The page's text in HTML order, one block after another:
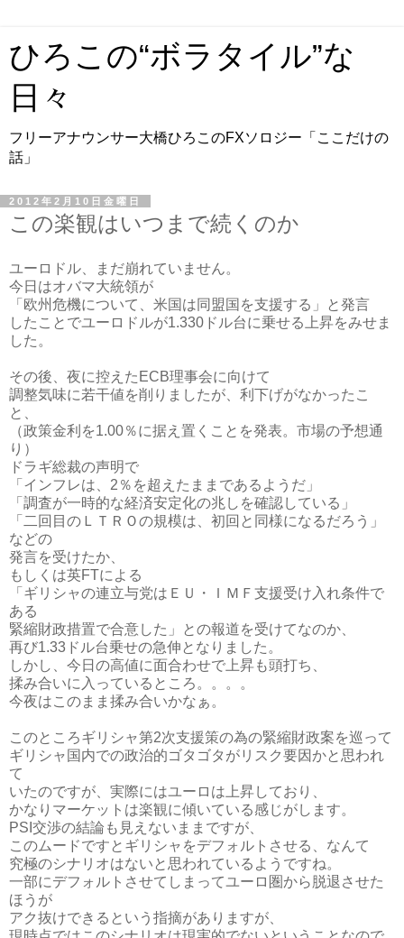
ひろこの“ボラタイル”な
日々
フリーアナウンサー大橋ひろこのFXソロジー「ここだけの
話」
2012年2月10日金曜日
この楽観はいつまで続くのか
ユーロドル、まだ崩れていません。
今日はオバマ大統領が
「欧州危機について、米国は同盟国を支援する」と発言
したことでユーロドルが1.330ドル台に乗せる上昇をみせま
した。
その後、夜に控えたECB理事会に向けて
調整気味に若干値を削りましたが、利下げがなかったこ
と、
（政策金利を1.00％に据え置くことを発表。市場の予想通
り）
ドラギ総裁の声明で
「インフレは、2％を超えたままであるようだ」
「調査が一時的な経済安定化の兆しを確認している」
「二回目のＬＴＲＯの規模は、初回と同様になるだろう」
などの
発言を受けたか、
もしくは英FTによる
「ギリシャの連立与党はＥＵ・ＩＭＦ支援受け入れ条件で
ある
緊縮財政措置で合意した」との報道を受けてなのか、
再び1.33ドル台乗せの急伸となりました。
しかし、今日の高値に面合わせで上昇も頭打ち、
揉み合いに入っているところ。。。。
今夜はこのまま揉み合いかなぁ。
このところギリシャ第2次支援策の為の緊縮財政案を巡って
ギリシャ国内での政治的ゴタゴタがリスク要因かと思われ
て
いたのですが、実際にはユーロは上昇しており、
かなりマーケットは楽観に傾いている感じがします。
PSI交渉の結論も見えないままですが、
このムードですとギリシャをデフォルトさせる、なんて
究極のシナリオはないと思われているようですね。
一部にデフォルトさせてしまってユーロ圏から脱退させた
ほうが
アク抜けできるという指摘がありますが、